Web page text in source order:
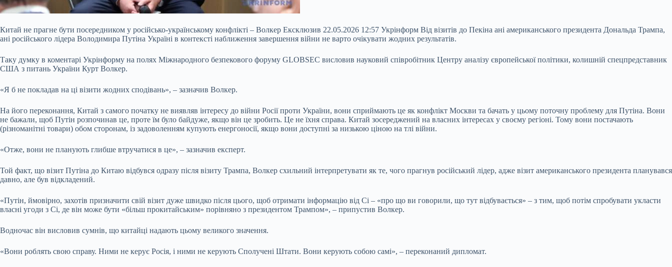
Китай не прагне бути посередником у російсько-українському конфлікті – Волкер Ексклюзив 22.05.2026 12:57 Укрінформ Від візитів до Пекіна ані американського президента Дональда Трампа,
ані російського лідера Володимира Путіна Україні в контексті наближення завершення війни не варто очікувати жодних результатів.
Таку думку в коментарі Укрінформу на полях Міжнародного безпекового форуму GLOBSEC висловив науковий співробітник Центру аналізу європейської політики, колишній спецпредставник
США з питань України Курт Волкер.
«Я б не покладав на ці візити жодних сподівань», – зазначив Волкер.
На його переконання, Китай з самого початку не виявляв інтересу до війни Росії проти України, вони сприймають це як конфлікт Москви та бачать у цьому поточну проблему для Путіна. Вони
не бажали, щоб Путін розпочинав це, проте їм було байдуже, якщо він це зробить. Це не їхня справа. Китай зосереджений на власних інтересах у своєму регіоні. Тому вони постачають
(різноманітні товари) обом сторонам, із задоволенням купують енергоносії, якщо вони доступні за низькою ціною на тлі війни.
«Отже, вони не планують глибше втручатися в це», – зазначив експерт.
Той факт, що візит Путіна до Китаю відбувся одразу після візиту Трампа, Волкер схильний інтерпретувати як те, чого прагнув російський лідер, адже візит американського президента планувався
давно, але був відкладений.
«Путін, ймовірно, захотів призначити свій візит дуже швидко після цього, щоб отримати інформацію від Сі – «про що ви говорили, що тут відбувається» – з тим, щоб потім спробувати укласти
власні угоди з Сі, де він може бути «більш прокитайським» порівняно з президентом Трампом», – припустив Волкер.
Водночас він висловив сумнів, що китайці надають цьому великого значення.
«Вони роблять свою справу. Ними не керує Росія, і ними не керують Сполучені Штати. Вони керують собою самі», – переконаний дипломат.